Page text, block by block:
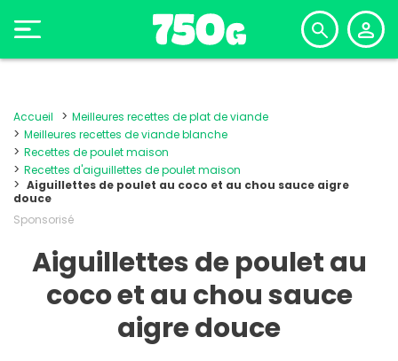
Accueil
Meilleures recettes de plat de viande
Meilleures recettes de viande blanche
Recettes de poulet maison
Recettes d'aiguillettes de poulet maison
Aiguillettes de poulet au coco et au chou sauce aigre
douce
Sponsorisé
Aiguillettes de poulet au
coco et au chou sauce
aigre douce